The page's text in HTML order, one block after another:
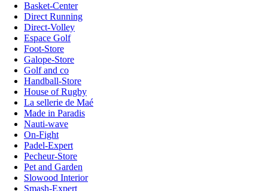
Basket-Center
Direct Running
Direct-Volley
Espace Golf
Foot-Store
Galope-Store
Golf and co
Handball-Store
House of Rugby
La sellerie de Maé
Made in Paradis
Nauti-wave
On-Fight
Padel-Expert
Pecheur-Store
Pet and Garden
Slowood Interior
Smash-Expert